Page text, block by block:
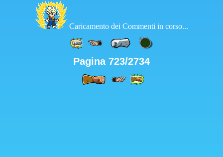
Caricamento dei Commenti in corso...
Pagina 723/2734